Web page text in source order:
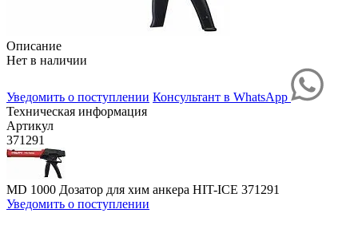
Описание
Нет в наличии
Уведомить о поступлении Консультант в WhatsApp
Техническая информация
Артикул
371291
MD 1000 Дозатор для хим анкера HIT-ICE 371291
Уведомить о поступлении